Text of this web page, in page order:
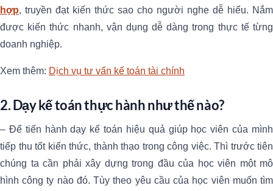
hợp, truyền đạt kiến thức sao cho người nghe dễ hiểu. Nắm
được kiến thức nhanh, vận dụng dễ dàng trong thực tế từng
doanh nghiệp.
Xem thêm: Dịch vụ tư vấn kế toán tài chính
2. Dạy kế toán thực hành như thế nào?
– Để tiến hành dạy kế toán hiệu quả giúp học viên của mình
tiếp thu tốt kiến thức, thành thạo trong công việc. Thì trước tiên
chúng ta cần phải xây dựng trong đầu của học viên một mô
hình công ty nào đó. Tùy theo yêu cầu của học viên muốn tìm